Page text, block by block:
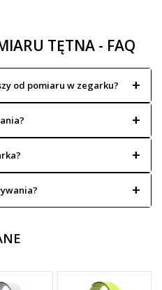
TĘTNA - FAQ
od pomiaru w zegarku?